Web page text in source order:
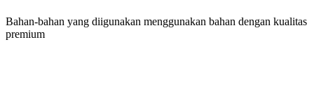
Bahan-bahan yang diigunakan menggunakan bahan dengan kualitas
premium